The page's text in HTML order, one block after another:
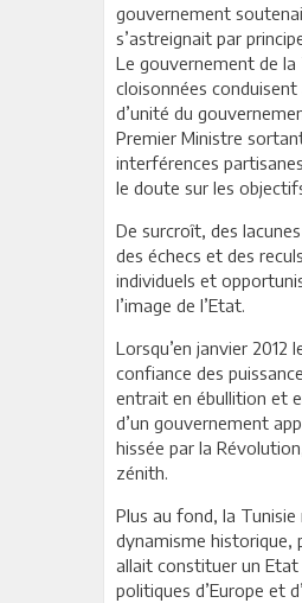
gouvernement
s’astreignait par
Le gouvernement de la
cloisonnées
d’unité du
Premier Ministre
interférences
le doute sur les
De surcroît, des
des échecs et des
individuels et
l’image de l’Etat.
Lorsqu’en janvier
confiance des
entrait en ébullition et
d’un gouvernement
hissée par la
zénith.
Plus au fond, la
dynamisme historique,
allait constituer un Etat
politiques d’Europe et